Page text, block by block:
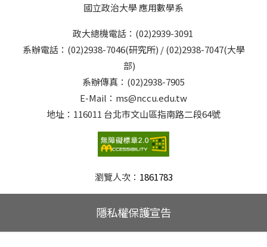
國立政治大學 應用數學系
政大總機電話：(02)2939-3091
系辦電話：(02)2938-7046(研究所) / (02)2938-7047(大學
部)
系辦傳真：(02)2938-7905
E-Mail：ms@nccu.edu.tw
地址：116011 台北市文山區指南路二段64號
瀏覽人次： 1861783
隱私權保護宣告